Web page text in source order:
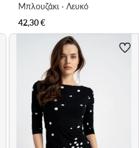
Μπλουζάκι · Λευκό
42,30€